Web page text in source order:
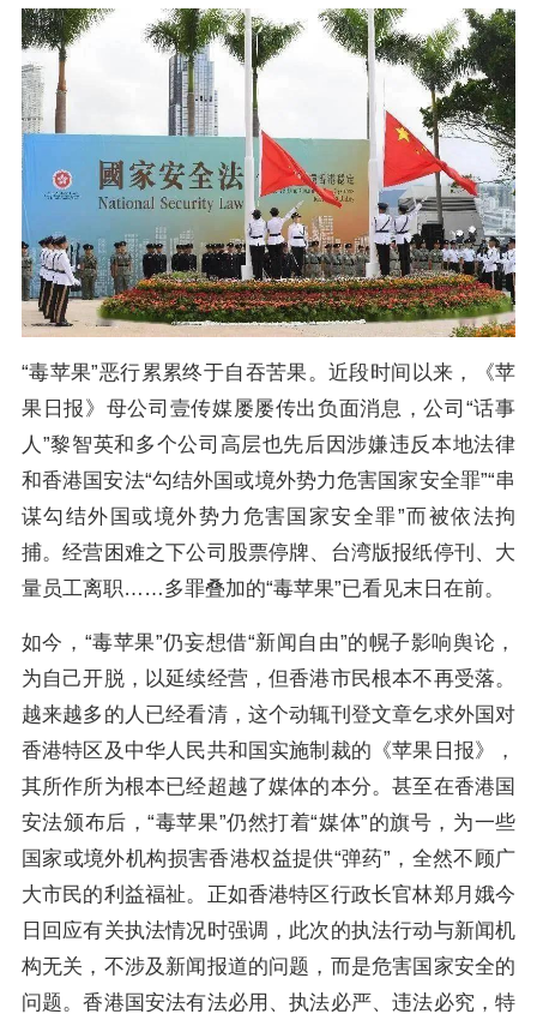
“毒苹果”恶行累累终于自吞苦果。近段时间以来，《苹
果日报》母公司壹传媒屡屡传出负面消息，公司“话事
人”黎智英和多个公司高层也先后因涉嫌违反本地法律
和香港国安法“勾结外国或境外势力危害国家安全罪”“串
谋勾结外国或境外势力危害国家安全罪”而被依法拘
捕。经营困难之下公司股票停牌、台湾版报纸停刊、大
量员工离职……多罪叠加的“毒苹果”已看见末日在前。
如今，“毒苹果”仍妄想借“新闻自由”的幌子影响舆论，
为自己开脱，以延续经营，但香港市民根本不再受落。
越来越多的人已经看清，这个动辄刊登文章乞求外国对
香港特区及中华人民共和国实施制裁的《苹果日报》，
其所作所为根本已经超越了媒体的本分。甚至在香港国
安法颁布后，“毒苹果”仍然打着“媒体”的旗号，为一些
国家或境外机构损害香港权益提供“弹药”，全然不顾广
大市民的利益福祉。正如香港特区行政长官林郑月娥今
日回应有关执法情况时强调，此次的执法行动与新闻机
构无关，不涉及新闻报道的问题，而是危害国家安全的
问题。香港国安法有法必用、执法必严、违法必究，特